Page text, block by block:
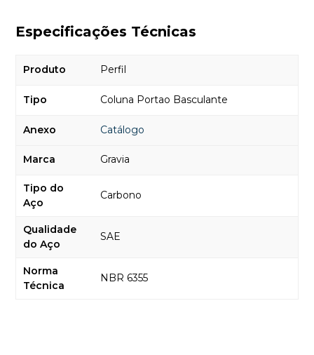
Especificações Técnicas
Produto Perfil
Tipo Coluna Portao Basculante
Anexo Catálogo
Marca Gravia
Tipo do
Aço
Carbono
Qualidade
do Aço
SAE
Norma
Técnica
NBR 6355